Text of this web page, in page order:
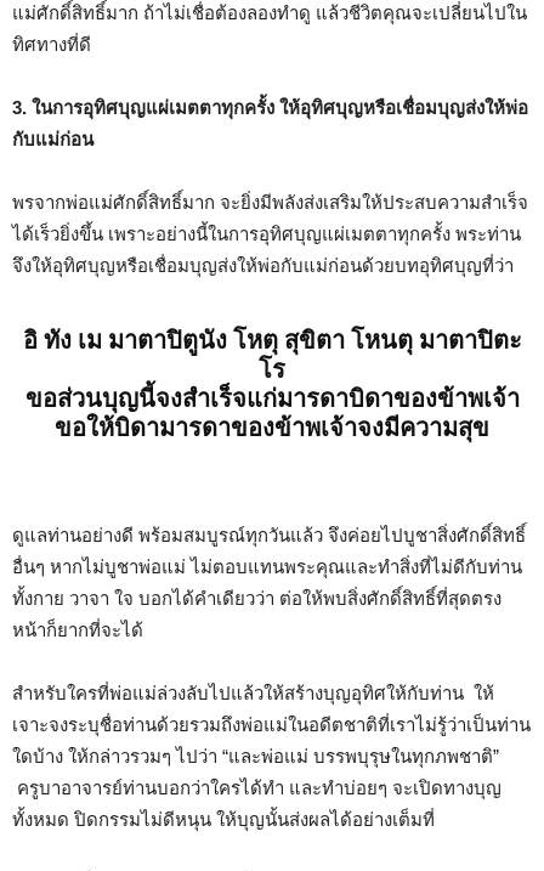
แม่ศักดิ์สิทธิ์มาก ถ้าไม่เชื่อต้องลองทำดู แล้วชีวิตคุณจะเปลี่ยนไปใน
ทิศทางที่ดี
3. ในการอุทิศบุญแผ่เมตตาทุกครั้ง ให้อุทิศบุญหรือเชื่อมบุญส่งให้พ่อ
กับแม่ก่อน
พรจากพ่อแม่ศักดิ์สิทธิ์มาก จะยิ่งมีพลังส่งเสริมให้ประสบความสำเร็จ
ได้เร็วยิ่งขึ้น เพราะอย่างนี้ในการอุทิศบุญแผ่เมตตาทุกครั้ง พระท่าน
จึงให้อุทิศบุญหรือเชื่อมบุญส่งให้พ่อกับแม่ก่อนด้วยบทอุทิศบุญที่ว่า
อิ ทัง เม มาตาปิตูนัง โหตุ สุขิตา โหนตุ มาตาปิตะ
โร
ขอส่วนบุญนี้จงสำเร็จแก่มารดาบิดาของข้าพเจ้า
ขอให้บิดามารดาของข้าพเจ้าจงมีความสุข
ดูแลท่านอย่างดี พร้อมสมบูรณ์ทุกวันแล้ว จึงค่อยไปบูชาสิ่งศักดิ์สิทธิ์
อื่นๆ หากไม่บูชาพ่อแม่ ไม่ตอบแทนพระคุณและทำสิ่งที่ไม่ดีกับท่าน
ทั้งกาย วาจา ใจ บอกได้คำเดียวว่า ต่อให้พบสิ่งศักดิ์สิทธิ์ที่สุดตรง
หน้าก็ยากที่จะได้
สำหรับใครที่พ่อแม่ล่วงลับไปแล้วให้สร้างบุญอุทิศให้กับท่าน ให้
เจาะจงระบุชื่อท่านด้วยรวมถึงพ่อแม่ในอดีตชาติที่เราไม่รู้ว่าเป็นท่าน
ใดบ้าง ให้กล่าวรวมๆ ไปว่า “และพ่อแม่ บรรพบุรุษในทุกภพชาติ”
ครูบาอาจารย์ท่านบอกว่าใครได้ทำ และทำบ่อยๆ จะเปิดทางบุญ
ทั้งหมด ปิดกรรมไม่ดีหนุน ให้บุญนั้นส่งผลได้อย่างเต็มที่